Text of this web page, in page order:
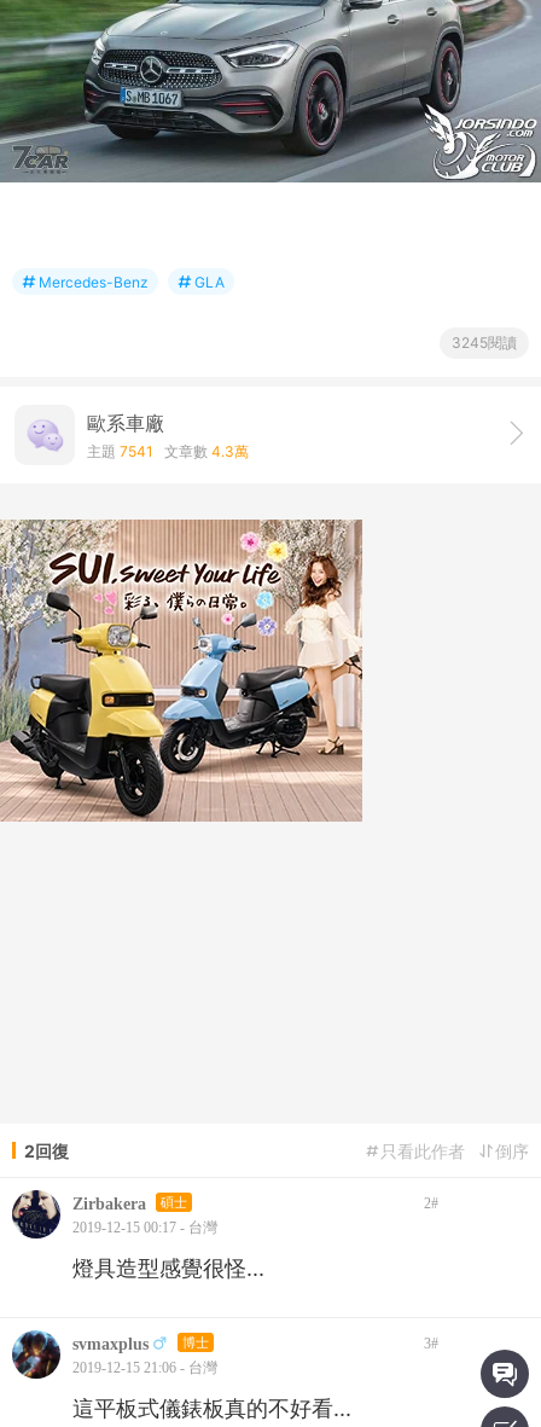
Mercedes-Benz GLA
3245閱讀
歐系車廠
主題 7541 文章數 4.3萬
2回復 倒序
只看此作者
Zirbakera 碩士 2#
2019-12-15 00:17 - 台灣
燈具造型感覺很怪...
svmaxplus 博士 3#
2019-12-15 21:06 - 台灣
這平板式儀錶板真的不好看...